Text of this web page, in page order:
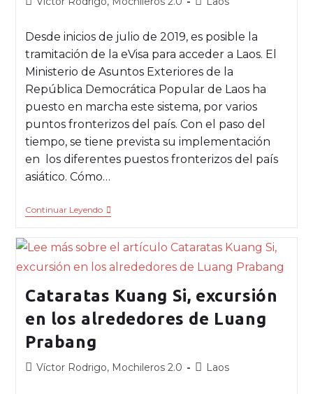
Desde inicios de julio de 2019, es posible la
tramitación de la eVisa para acceder a Laos. El
Ministerio de Asuntos Exteriores de la
República Democrática Popular de Laos ha
puesto en marcha este sistema, por varios
puntos fronterizos del país. Con el paso del
tiempo, se tiene prevista su implementación
en los diferentes puestos fronterizos del país
asiático. Cómo…
Continuar Leyendo
Cataratas Kuang Si, excursión
en los alrededores de Luang
Prabang
Víctor Rodrigo, Mochileros 2.0 Laos